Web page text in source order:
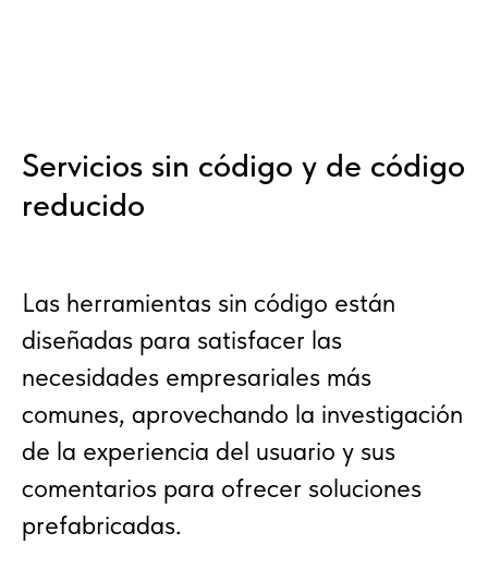
Servicios sin código y de código
reducido
Las herramientas sin código están
diseñadas para satisfacer las
necesidades empresariales más
comunes, aprovechando la investigación
de la experiencia del usuario y sus
comentarios para ofrecer soluciones
prefabricadas.